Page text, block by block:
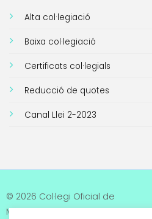
Alta col·legiació
Baixa col·legiació
Certificats col·legials
Reducció de quotes
Canal Llei 2-2023
© 2026 Col·legi Oficial de
Metges de Tarragona. Tots